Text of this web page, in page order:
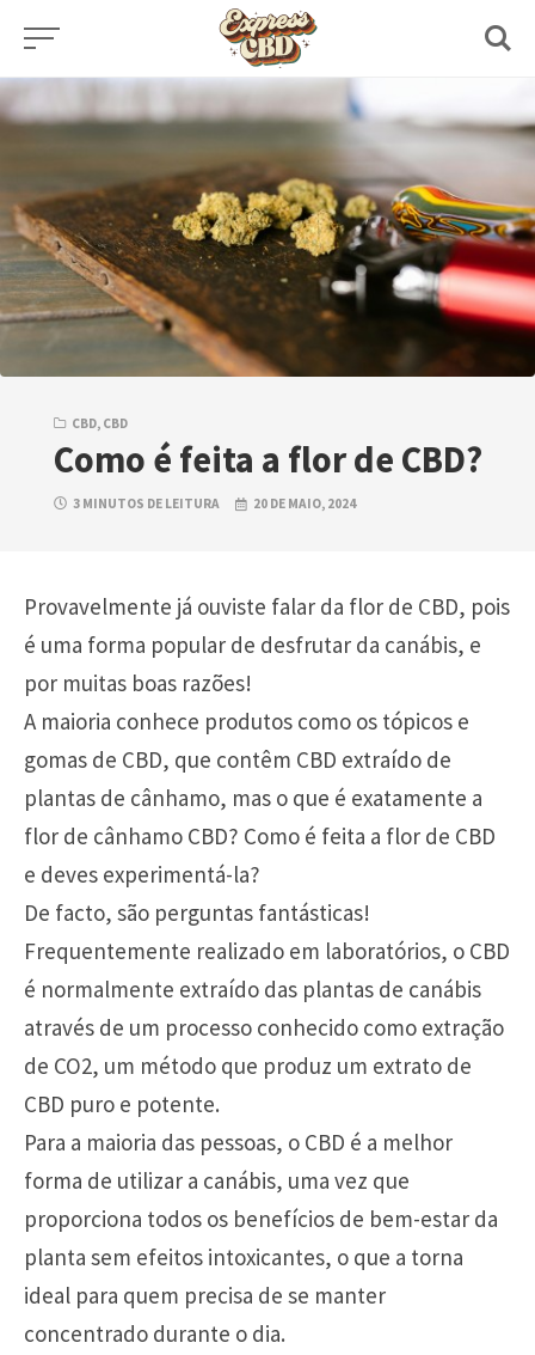
Skip
content
CBD, CBD
Como é feita a flor de CBD?
3 MINUTOS DE LEITURA 20 DE MAIO, 2024
Provavelmente já ouviste falar da flor de CBD, pois
é uma forma popular de desfrutar da canábis, e
por muitas boas razões!
A maioria conhece produtos como os tópicos e
gomas de CBD, que contêm CBD extraído de
plantas de cânhamo, mas o que é exatamente a
flor de cânhamo CBD? Como é feita a flor de CBD
e deves experimentá-la?
De facto, são perguntas fantásticas!
Frequentemente realizado em laboratórios, o CBD
é normalmente extraído das plantas de canábis
através de um processo conhecido como extração
de CO2, um método que produz um extrato de
CBD puro e potente.
Para a maioria das pessoas, o CBD é a melhor
forma de utilizar a canábis, uma vez que
proporciona todos os benefícios de bem-estar da
planta sem efeitos intoxicantes, o que a torna
ideal para quem precisa de se manter
concentrado durante o dia.